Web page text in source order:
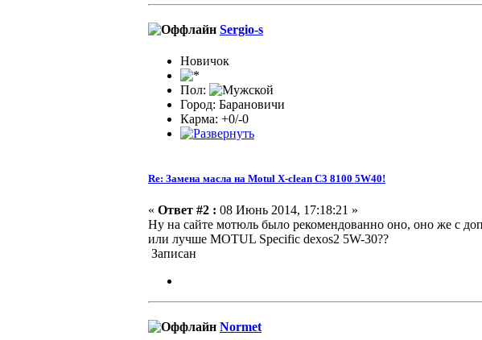
Sergio-s
Новичок
Пол:
Город: Барановичи
Карма: +0/-0
Re: Замена масла на Motul X-clean C3 8100 5W40!
« Ответ #2 : 08 Июнь 2014, 17:18:21 »
Ну на сайте мотюль было рекомендованно оно, оно же с
или лучше MOTUL Specific dexos2 5W-30??
Записан
Normet